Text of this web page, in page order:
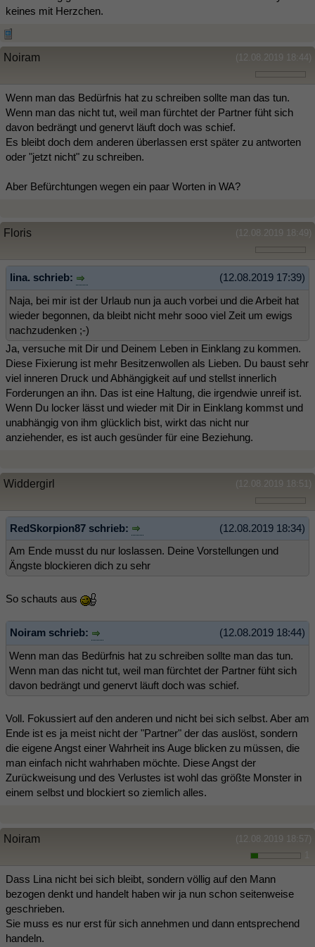
keines mit Herzchen.
(12.08.2019 18:44)
Noiram
Wenn man das Bedürfnis hat zu schreiben sollte man das tun.
Wenn man das nicht tut, weil man fürchtet der Partner füht sich
davon bedrängt und genervt läuft doch was schief.
Es bleibt doch dem anderen überlassen erst später zu antworten
oder "jetzt nicht" zu schreiben.
Aber Befürchtungen wegen ein paar Worten in WA?
(12.08.2019 18:49)
Floris
(12.08.2019 17:39)
lina. schrieb:
Naja, bei mir ist der Urlaub nun ja auch vorbei und die Arbeit hat
wieder begonnen, da bleibt nicht mehr sooo viel Zeit um ewigs
nachzudenken ;-)
Ja, versuche mit Dir und Deinem Leben in Einklang zu kommen.
Diese Fixierung ist mehr Besitzenwollen als Lieben. Du baust sehr
viel inneren Druck und Abhängigkeit auf und stellst innerlich
Forderungen an ihn. Das ist eine Haltung, die irgendwie unreif ist.
Wenn Du locker lässt und wieder mit Dir in Einklang kommst und
unabhängig von ihm glücklich bist, wirkt das nicht nur
anziehender, es ist auch gesünder für eine Beziehung.
(12.08.2019 18:51)
Widdergirl
(12.08.2019 18:34)
RedSkorpion87 schrieb:
Am Ende musst du nur loslassen. Deine Vorstellungen und
Ängste blockieren dich zu sehr
So schauts aus
(12.08.2019 18:44)
Noiram schrieb:
Wenn man das Bedürfnis hat zu schreiben sollte man das tun.
Wenn man das nicht tut, weil man fürchtet der Partner füht sich
davon bedrängt und genervt läuft doch was schief.
Voll. Fokussiert auf den anderen und nicht bei sich selbst. Aber am
Ende ist es ja meist nicht der "Partner" der das auslöst, sondern
die eigene Angst einer Wahrheit ins Auge blicken zu müssen, die
man einfach nicht wahrhaben möchte. Diese Angst der
Zurückweisung und des Verlustes ist wohl das größte Monster in
einem selbst und blockiert so ziemlich alles.
(12.08.2019 18:57)
Noiram
Dass Lina nicht bei sich bleibt, sondern völlig auf den Mann
bezogen denkt und handelt haben wir ja nun schon seitenweise
geschrieben.
Sie muss es nur erst für sich annehmen und dann entsprechend
handeln.